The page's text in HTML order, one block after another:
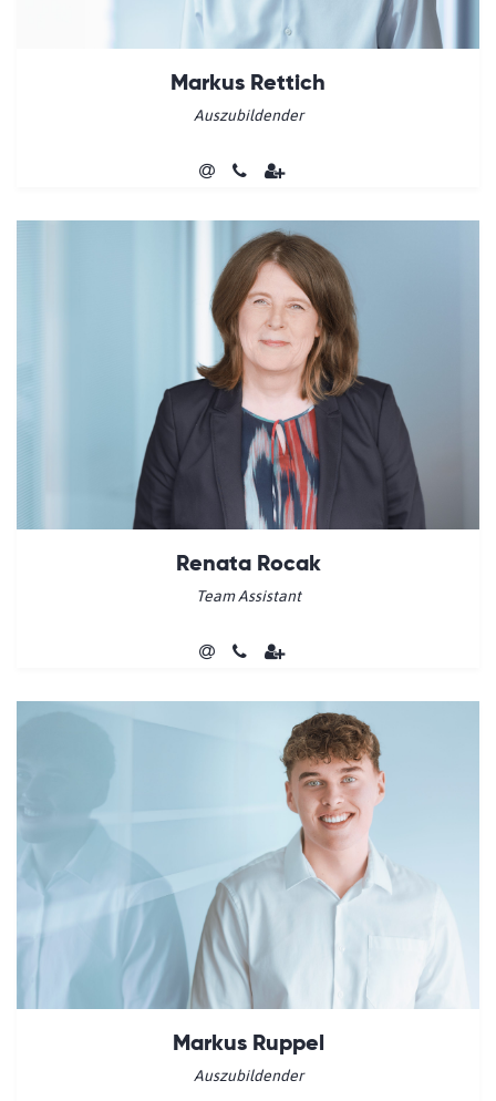
Markus Rettich
Auszubildender
Renata Rocak
Team Assistant
Markus Ruppel
Auszubildender